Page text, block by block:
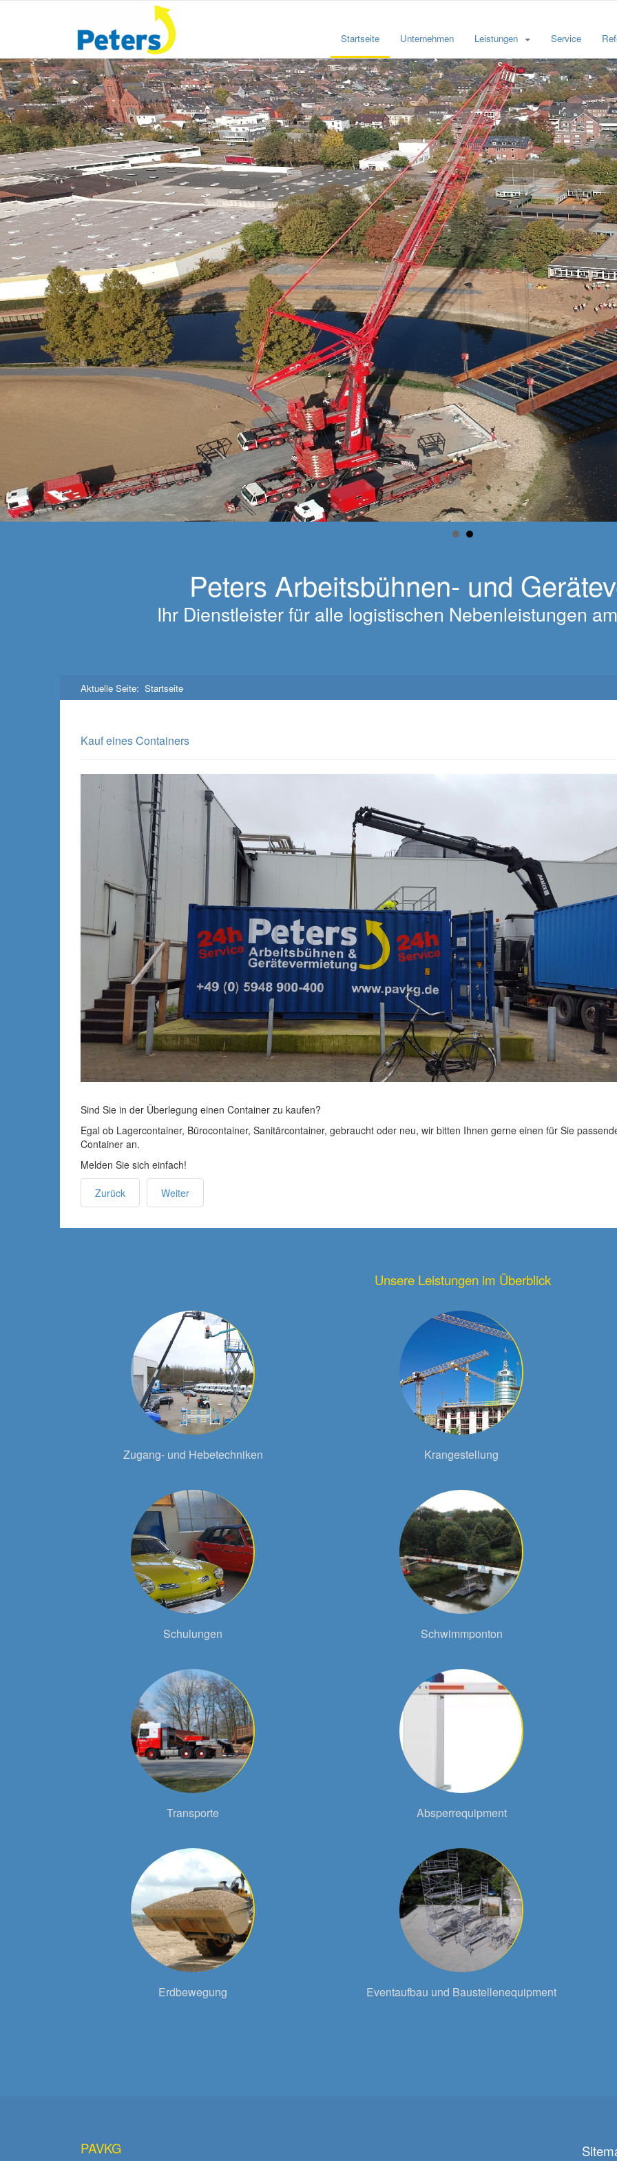
Startseite Unternehmen Leistungen Service
Peters Arbeitsbühnen- und
Ihr Dienstleister für alle logistischen Nebenleistungen
Aktuelle Seite: Startseite
Kauf eines Containers
Sind Sie in der Überlegung einen Container zu kaufen?
Egal ob Lagercontainer, Bürocontainer, Sanitärcontainer, gebraucht oder neu, wir bitten Ihnen gerne einen für Sie
Container an.
Melden Sie sich einfach!
Zurück Weiter
Unsere Leistungen im Überblick
Zugang- und Hebetechniken Krangestellung
Schulungen Schwimmponton
Transporte Absperrequipment
Erdbewegung Eventaufbau und Baustellenequipment
PAVKG